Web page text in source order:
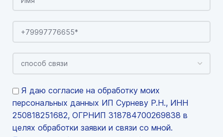
Я даю согласие на обработку моих
персональных данных ИП Сурневу Р.Н., ИНН
250818251682, ОГРНИП 318784700269838 в
целях обработки заявки и связи со мной.